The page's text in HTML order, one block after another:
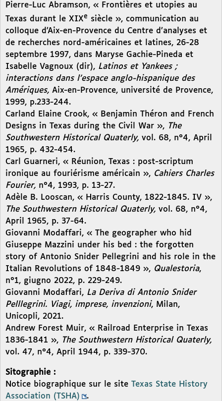
Pierre-Luc Abramson, « Frontières et utopies au
Texas durant le XIXe siècle », communication au
colloque d’Aix-en-Provence du Centre d’analyses et
de recherches nord-américaines et latines, 26-28
septembre 1997, dans Maryse Gachie-Pineda et
Isabelle Vagnoux (dir), Latinos et Yankees ;
interactions dans l’espace anglo-hispanique des
Amériques, Aix-en-Provence, université de Provence,
1999, p.233-244.
Carland Elaine Crook, « Benjamin Théron and French
Designs in Texas during the Civil War », The
Southwestern Historical Quaterly, vol. 68, n°4, April
1965, p. 432-454.
Carl Guarneri, « Réunion, Texas : post-scriptum
ironique au fouriérisme américain », Cahiers Charles
Fourier, n°4, 1993, p. 13-27.
Adèle B. Looscan, « Harris County, 1822-1845. IV »,
The Southwestern Historical Quaterly, vol. 68, n°4,
April 1965, p. 37-64.
Giovanni Modaffari, « The geographer who hid
Giuseppe Mazzini under his bed : the forgotten
story of Antonio Snider Pellegrini and his role in the
Italian Revolutions of 1848-1849 », Qualestoria,
n°1, giugno 2022, p. 229-249.
Giovanni Modaffari, La Deriva di Antonio Snider
Pelllegrini. Viagi, imprese, invenzioni, Milan,
Unicopli, 2021.
Andrew Forest Muir, « Railroad Enterprise in Texas
1836-1841 », The Southwestern Historical Quaterly,
vol. 47, n°4, April 1944, p. 339-370.
Sitographie :
Notice biographique sur le site Texas State History
Association (TSHA)
.